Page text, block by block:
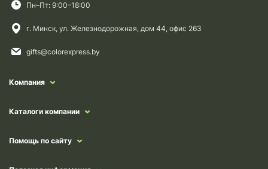
Пн–Пт: 9:00–18:00
г. Минск, ул. Железнодорожная, дом 44, офис 263
gifts@colorexpress.by
Компания
Каталоги компании
Помощь по сайту